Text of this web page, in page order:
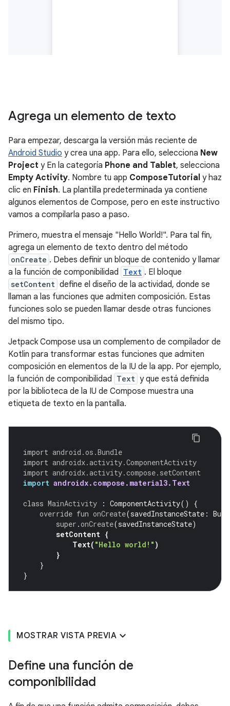
Agrega un elemento de texto
Para empezar, descarga la versión más reciente de
Android Studio y crea una app. Para ello, selecciona New
Project y En la categoría Phone and Tablet, selecciona
Empty Activity. Nombre tu app ComposeTutorial y haz
clic en Finish. La plantilla predeterminada ya contiene
algunos elementos de Compose, pero en este instructivo
vamos a compilarla paso a paso.
Primero, muestra el mensaje "Hello World!". Para tal fin,
agrega un elemento de texto dentro del método
onCreate . Debes definir un bloque de contenido y llamar
a la función de componibilidad
Text . El bloque
setContent define el diseño de la actividad, donde se
llaman a las funciones que admiten composición. Estas
funciones solo se pueden llamar desde otras funciones
del mismo tipo.
Jetpack Compose usa un complemento de compilador de
Kotlin para transformar estas funciones que admiten
composición en elementos de la IU de la app. Por ejemplo,
la función de componibilidad
Text y que está definida
por la biblioteca de la IU de Compose muestra una
etiqueta de texto en la pantalla.
import android.os.Bundle
import androidx.activity.ComponentActivity
import androidx.activity.compose.setContent
import androidx.compose.material3.Text
class MainActivity : ComponentActivity()
{
override fun onCreate(savedInstanceState :
super .onCreate(savedInstanceState)
setContent {
Text( "Hello world!" )
}
}
}
MOSTRAR VISTA PREVIA
Define una función de
componibilidad